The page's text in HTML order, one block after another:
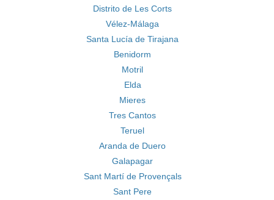
Distrito de Les Corts
Vélez-Málaga
Santa Lucía de Tirajana
Benidorm
Motril
Elda
Mieres
Tres Cantos
Teruel
Aranda de Duero
Galapagar
Sant Martí de Provençals
Sant Pere